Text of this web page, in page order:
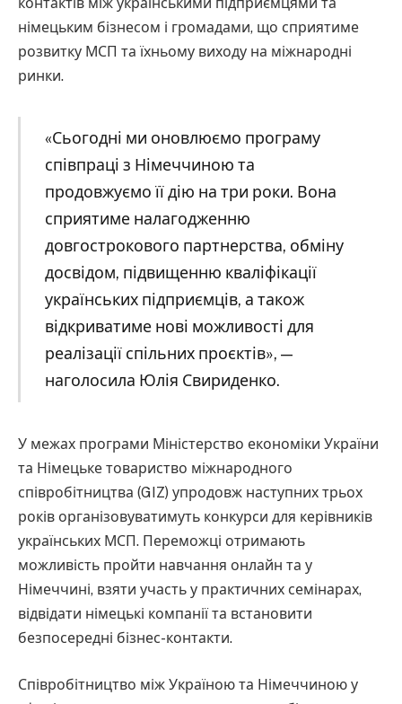
німецьким бізнесом і громадами, що сприятиме
розвитку МСП та їхньому виходу на міжнародні
ринки.
«Сьогодні ми оновлюємо програму
співпраці з Німеччиною та
продовжуємо її дію на три роки. Вона
сприятиме налагодженню
довгострокового партнерства, обміну
досвідом, підвищенню кваліфікації
українських підприємців, а також
відкриватиме нові можливості для
реалізації спільних проєктів», —
наголосила Юлія Свириденко.
У межах програми Міністерство економіки України
та Німецьке товариство міжнародного
співробітництва (GIZ) упродовж наступних трьох
років організовуватимуть конкурси для керівників
українських МСП. Переможці отримають
можливість пройти навчання онлайн та у
Німеччині, взяти участь у практичних семінарах,
відвідати німецькі компанії та встановити
безпосередні бізнес-контакти.
Співробітництво між Україною та Німеччиною у